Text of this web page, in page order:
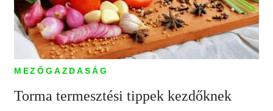
MEZŐGAZDASÁG
Torma termesztési tippek kezdőknek